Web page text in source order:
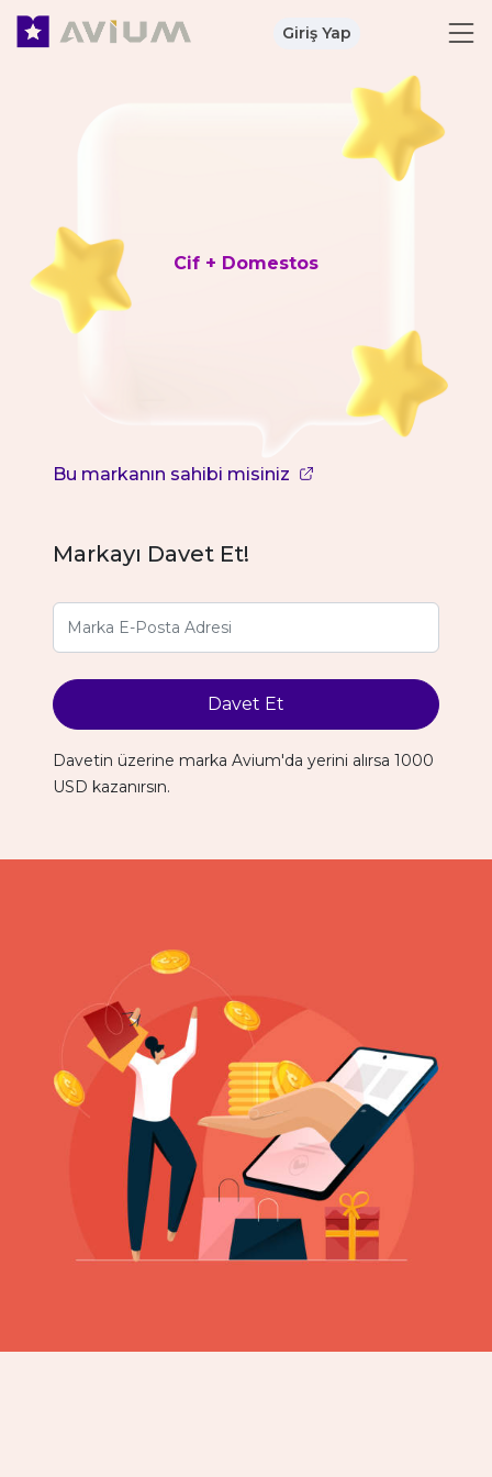
Giriş Yap
Cif + Domestos
Bu markanın sahibi misiniz
Markayı Davet Et!
Davet Et
Davetin üzerine marka Avium'da yerini alırsa 1000
USD kazanırsın.